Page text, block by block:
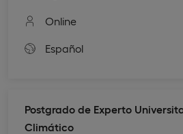
Online
Español
Postgrado de Experto
Climático